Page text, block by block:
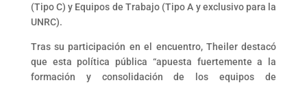
(Tipo C) y Equipos de Trabajo (Tipo A y exclusivo para la
UNRC).
Tras su participación en el encuentro, Theiler destacó
que esta política pública “apuesta fuertemente a la
formación y consolidación de los equipos de